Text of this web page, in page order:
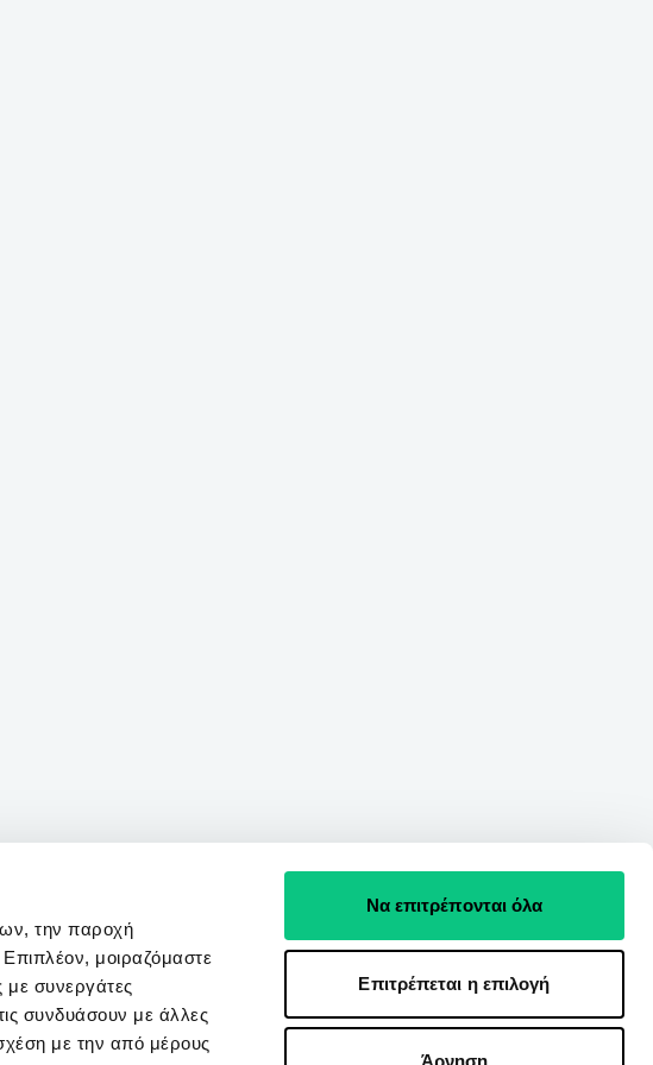
την παροχή
μοιραζόμαστε
με συνεργάτες
συνδυάσουν με άλλες
με την από μέρους
Να επιτρέπονται όλα
Επιτρέπεται η επιλογή
Άρνηση